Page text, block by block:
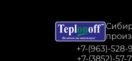
+7-(963)-528-
+7-(3852)-57-